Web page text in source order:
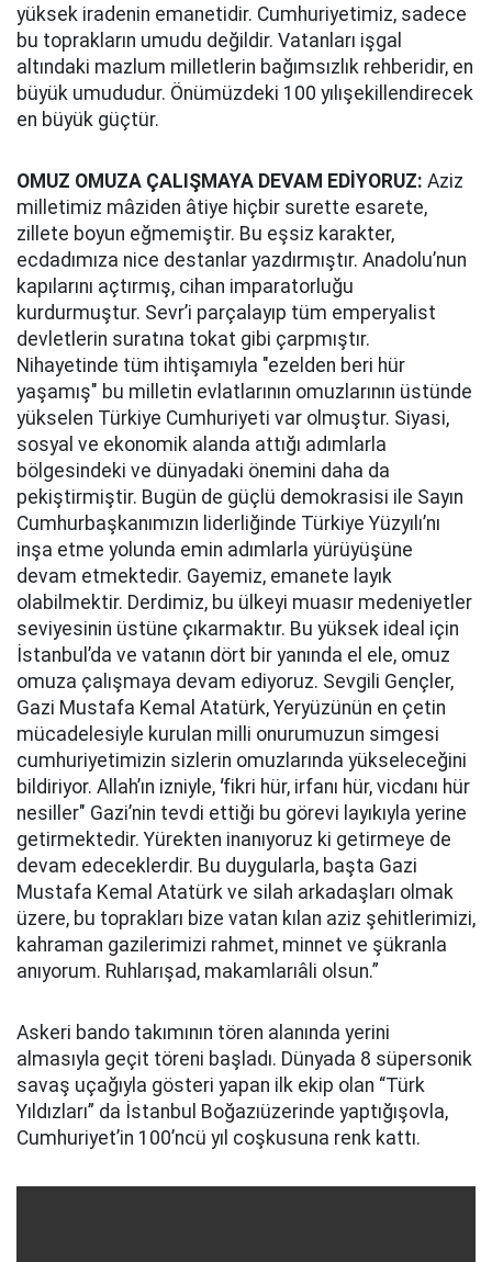
yüksek iradenin emanetidir. Cumhuriyetimiz, sadece
bu toprakların umudu değildir. Vatanları işgal
altındaki mazlum milletlerin bağımsızlık rehberidir, en
büyük umududur. Önümüzdeki 100 yılışekillendirecek
en büyük güçtür.
OMUZ OMUZA ÇALIŞMAYA DEVAM EDİYORUZ: Aziz
milletimiz mâziden âtiye hiçbir surette esarete,
zillete boyun eğmemiştir. Bu eşsiz karakter,
ecdadımıza nice destanlar yazdırmıştır. Anadolu’nun
kapılarını açtırmış, cihan imparatorluğu
kurdurmuştur. Sevr’i parçalayıp tüm emperyalist
devletlerin suratına tokat gibi çarpmıştır.
Nihayetinde tüm ihtişamıyla "ezelden beri hür
yaşamış" bu milletin evlatlarının omuzlarının üstünde
yükselen Türkiye Cumhuriyeti var olmuştur. Siyasi,
sosyal ve ekonomik alanda attığı adımlarla
bölgesindeki ve dünyadaki önemini daha da
pekiştirmiştir. Bugün de güçlü demokrasisi ile Sayın
Cumhurbaşkanımızın liderliğinde Türkiye Yüzyılı’nı
inşa etme yolunda emin adımlarla yürüyüşüne
devam etmektedir. Gayemiz, emanete layık
olabilmektir. Derdimiz, bu ülkeyi muasır medeniyetler
seviyesinin üstüne çıkarmaktır. Bu yüksek ideal için
İstanbul’da ve vatanın dört bir yanında el ele, omuz
omuza çalışmaya devam ediyoruz. Sevgili Gençler,
Gazi Mustafa Kemal Atatürk, Yeryüzünün en çetin
mücadelesiyle kurulan milli onurumuzun simgesi
cumhuriyetimizin sizlerin omuzlarında yükseleceğini
bildiriyor. Allah’ın izniyle, 'fikri hür, irfanı hür, vicdanı hür
nesiller" Gazi’nin tevdi ettiği bu görevi layıkıyla yerine
getirmektedir. Yürekten inanıyoruz ki getirmeye de
devam edeceklerdir. Bu duygularla, başta Gazi
Mustafa Kemal Atatürk ve silah arkadaşları olmak
üzere, bu toprakları bize vatan kılan aziz şehitlerimizi,
kahraman gazilerimizi rahmet, minnet ve şükranla
anıyorum. Ruhlarışad, makamlarıâli olsun.”
Askeri bando takımının tören alanında yerini
almasıyla geçit töreni başladı. Dünyada 8 süpersonik
savaş uçağıyla gösteri yapan ilk ekip olan “Türk
Yıldızları” da İstanbul Boğazıüzerinde yaptığışovla,
Cumhuriyet’in 100’ncü yıl coşkusuna renk kattı.